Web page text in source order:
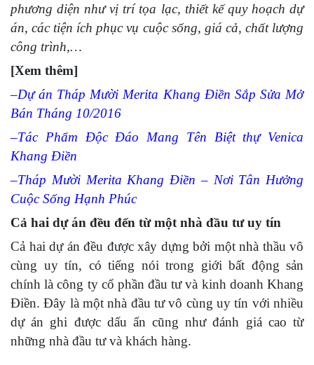
phương diện như vị trí tọa lạc, thiết kế quy hoạch dự
án, các tiện ích phục vụ cuộc sống, giá cả, chất lượng
công trình,…
[Xem thêm]
–Dự án Tháp Mười Merita Khang Điền Sắp Sửa Mở
Bán Tháng 10/2016
–Tác Phẩm Độc Đáo Mang Tên Biệt thự Venica
Khang Điền
–Tháp Mười Merita Khang Điền – Nơi Tân Hưởng
Cuộc Sống Hạnh Phúc
Cả hai dự án đều đến từ một nhà đầu tư uy tín
Cả hai dự án đều được xây dựng bởi một nhà thầu vô
cùng uy tín, có tiếng nói trong giới bất động sản
chính là công ty cố phần đầu tư và kinh doanh Khang
Điền. Đây là một nhà đầu tư vô cùng uy tín với nhiều
dự án ghi được dấu ấn cũng như đánh giá cao từ
những nhà đầu tư và khách hàng.